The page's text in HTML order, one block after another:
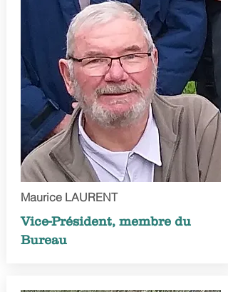
Maurice LAURENT
Vice-Président, membre du
Bureau